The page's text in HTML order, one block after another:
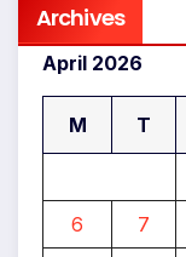
Archives
April 2026
M T
6
7